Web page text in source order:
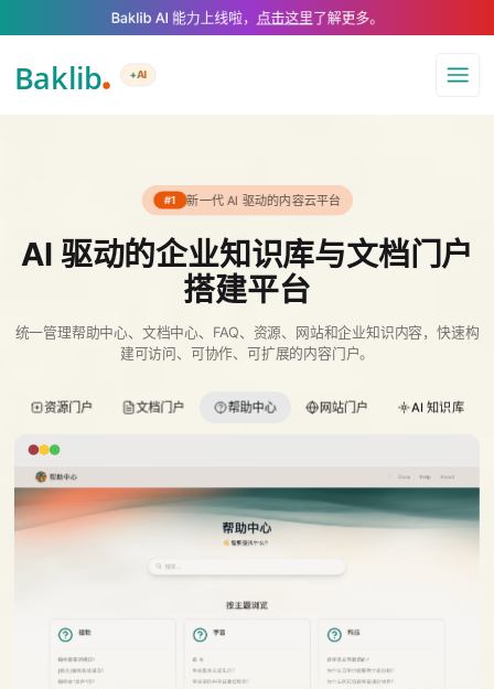
A Markdown version of this page is available at https://
Baklib AI 能力上线啦， 点击这里了解更多。
+AI
导航
#1 新一代 AI 驱动的内容云平台
AI 驱动的企业知识库与文档门户
搭建平台
统一管理帮助中心、文档中心、FAQ、资源、网站和企业知识内容，快速构
建可访问、可协作、可扩展的内容门户。
资源门户 文档门户 帮助中心 网站门户 AI 知识库